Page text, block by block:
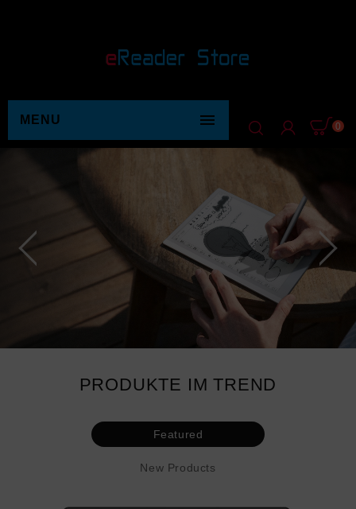
0

MENU
PRODUKTE IM TREND
PRODUKTE
Featured
New Products